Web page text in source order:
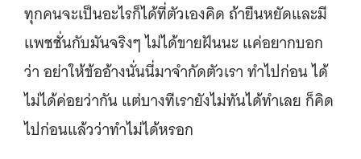
ทุกคนจะเป็นอะไรก็ได้ที่ตัวเองคิด ถ้ายืนหยัดและมี
แพชชั่นกับมันจริงๆ ไม่ได้ขายฝันนะ แค่อยากบอก
ว่า อย่าให้ข้ออ้างนั่นนี่มาจำกัดตัวเรา ทำไปก่อน ได้
ไม่ได้ค่อยว่ากัน แต่บางทีเรายังไม่ทันได้ทำเลย ก็คิด
ไปก่อนแล้วว่าทำไม่ได้หรอก